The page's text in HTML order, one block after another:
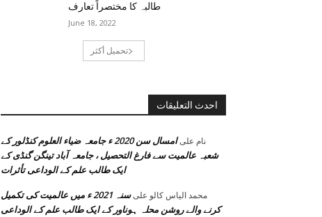
طالبہ کا مختصراً تعارف
June 18, 2022
تحميل أكثر
احدث التعليقات
نام على
امسال سن 2020 ء جامعہ ضیاء العلوم کنڈلور کے
شعبہ عالمیت سے فارغ التحصیل ، جامعہ آباد تینگن گنڈی کے
ایک طالب علم کے الوداعی تأثرات
محمد الیاس کالو على
سنہ 2021 ء میں عالمیت کی تکمیل
کرنے والے روشن محلہ ہوناور کے ایک طالب علم کے الوداعی